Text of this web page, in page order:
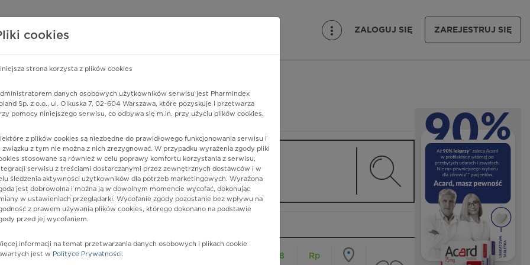
o lekach
PHARMINDEX ZALOGUJ SIĘ ZAREJESTRUJ SIĘ
Pharmindex
lider wiedzy o lekach
lub substancję czynną
Teva
Postać:tabl. powl.
18
Rp
cookies
strona korzysta z plików cookies
danych osobowych użytkowników serwisu jest Pharmindex
Sp. z o.o., ul. Olkuska 7, 02-604 Warszawa, które pozyskuje i przetwarza
pomocy niniejszego serwisu, co odbywa się m.in. przy użyciu plików cookies.
z plików cookies są niezbędne do prawidłowego funkcjonowania serwisu i
związku z tym nie można z nich zrezygnować. W przypadku wyrażenia zgody pliki
stosowane są również w celu poprawy komfortu korzystania z serwisu,
serwisu z treściami dostarczanymi przez zewnętrznych dostawców i w
śledzenia aktywności użytkowników dla potrzeb marketingowych. Wyrażona
jest dobrowolna i można ją w dowolnym momencie wycofać, dokonując
w ustawieniach przeglądarki. Wycofanie zgody pozostanie bez wpływu na
z prawem używania plików cookies, którego dokonano na podstawie
przed jej wycofaniem.
informacji na temat przetwarzania danych osobowych i plikach cookie
jest w Polityce Prywatności.